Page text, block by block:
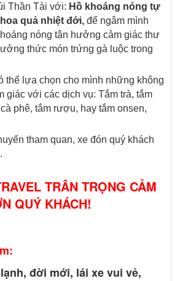
Thần Tài với: Hồ khoáng nóng tự
quả nhiệt đới, để ngâm mình
nóng tận hưởng cảm giác thư
thức món trứng gà luộc trong
thể lựa chọn cho mình những không
giác với các dịch vụ: Tắm trà, tắm
phê, tắm rượu, hay tắm onsen,
tham quan, xe đón quý khách
TRÂN TRỌNG CẢM
QUÝ KHÁCH!
đời mới, lái xe vui vẻ,